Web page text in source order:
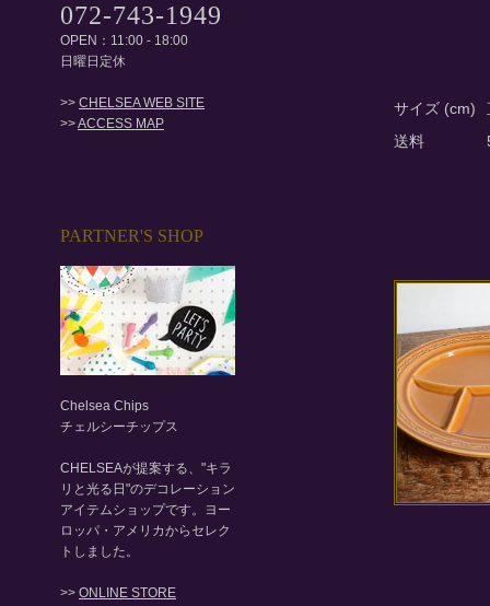
サイズ (cm)
送料
072-743-1949
OPEN：11:00 - 18:00
日曜日定休
>> CHELSEA WEB SITE
>>ACCESS MAP
PARTNER'S SHOP
Chelsea Chips
チェルシーチップス
CHELSEAが提案する、"キラ
リと光る日"のデコレーション
アイテムショップです。ヨー
ロッパ・アメリカからセレク
トしました。
>> ONLINE STORE